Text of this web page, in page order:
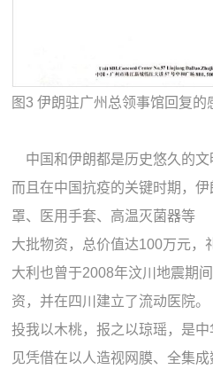
图3 伊朗驻广州总领事馆回复的
中国和伊朗都是历史悠久的文
而且在中国抗疫的关键时期，
罩、医用手套、高温灭菌器等
大批物资，总价值达100万元，
大利也曾于2008年汶川地震期
资，并在四川建立了流动医院。
投我以木桃，报之以琼瑶，是
见凭借在以人造视网膜、全集